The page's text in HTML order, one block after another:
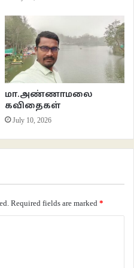
மா.அண்ணாமலை
கவிதைகள்
July 10, 2026
Required fields are marked *